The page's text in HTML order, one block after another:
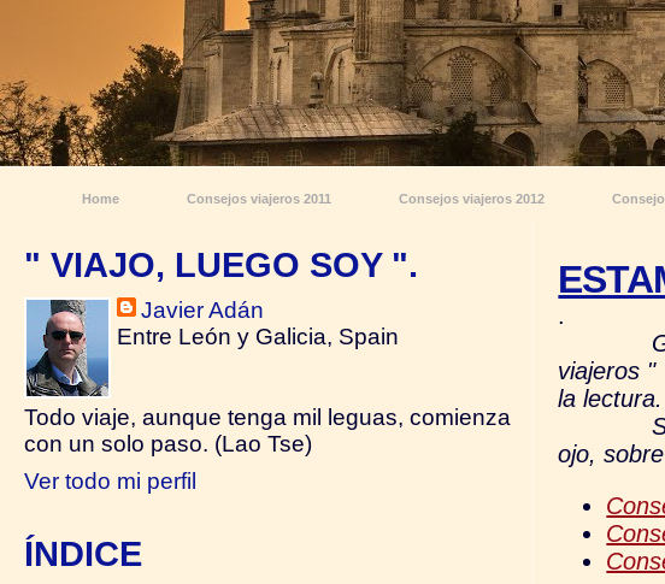
Home Consejos viajeros 2011 Consejos viajeros 2012
.
viajeros
la lectura.
Siguen
ojo,
" VIAJO, LUEGO SOY ".
Javier Adán
Entre León y Galicia, Spain
Todo viaje, aunque tenga mil leguas, comienza
con un solo paso. (Lao Tse)
Ver todo mi perfil
ÍNDICE